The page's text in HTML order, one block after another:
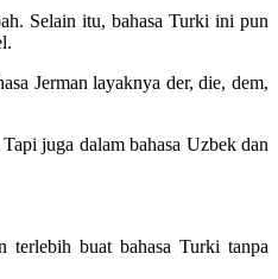
Selain itu, bahasa Turki ini pun
Jerman layaknya der, die, dem,
juga dalam bahasa Uzbek dan
terlebih buat bahasa Turki tanpa